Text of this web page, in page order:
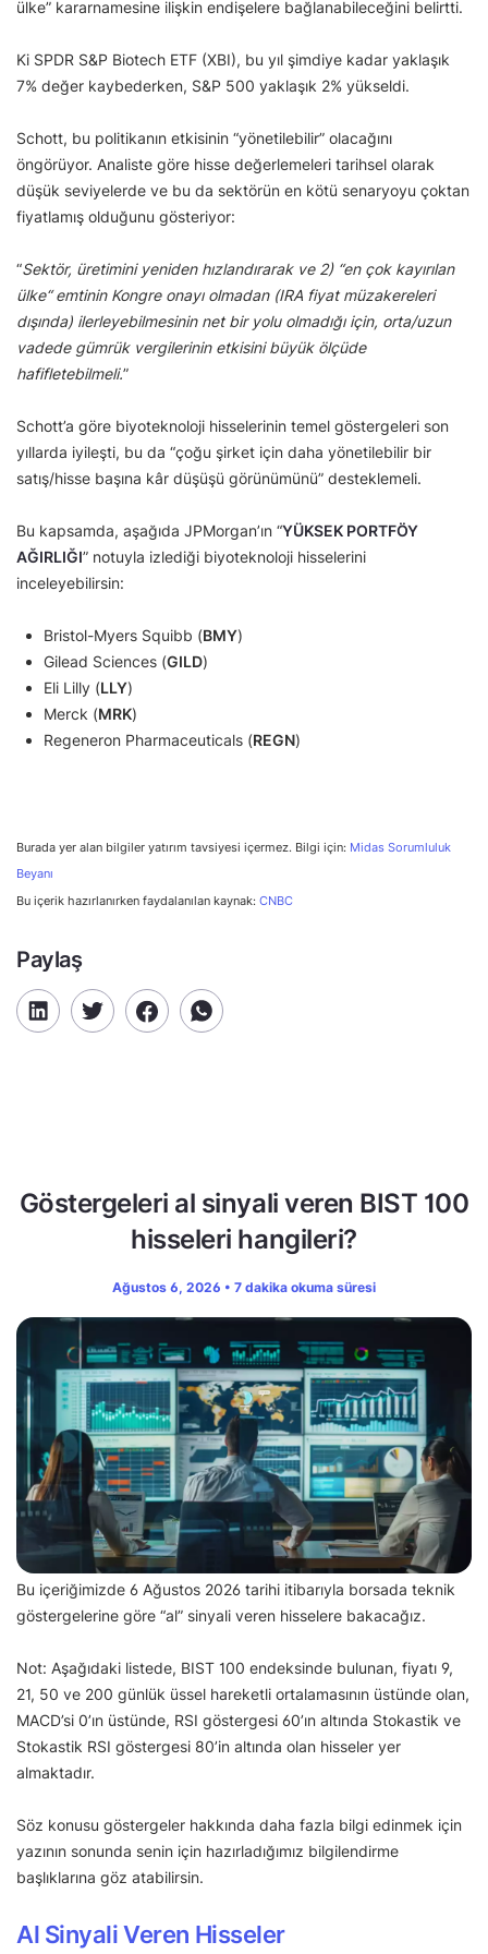
ülke” kararnamesine ilişkin endişelere bağlanabileceğini belirtti.
Ki SPDR S&P Biotech ETF (XBI), bu yıl şimdiye kadar yaklaşık
7% değer kaybederken, S&P 500 yaklaşık 2% yükseldi.
Schott, bu politikanın etkisinin “yönetilebilir” olacağını
öngörüyor. Analiste göre hisse değerlemeleri tarihsel olarak
düşük seviyelerde ve bu da sektörün en kötü senaryoyu çoktan
fiyatlamış olduğunu gösteriyor:
“Sektör, üretimini yeniden hızlandırarak ve 2) “en çok kayırılan
ülke“ emtinin Kongre onayı olmadan (IRA fiyat müzakereleri
dışında) ilerleyebilmesinin net bir yolu olmadığı için, orta/uzun
vadede gümrük vergilerinin etkisini büyük ölçüde
hafifletebilmeli.”
Schott’a göre biyoteknoloji hisselerinin temel göstergeleri son
yıllarda iyileşti, bu da “çoğu şirket için daha yönetilebilir bir
satış/hisse başına kâr düşüşü görünümünü” desteklemeli.
Bu kapsamda, aşağıda JPMorgan’ın “YÜKSEK PORTFÖY
AĞIRLIĞI” notuyla izlediği biyoteknoloji hisselerini
inceleyebilirsin:
Bristol-Myers Squibb (BMY)
Gilead Sciences (GILD)
Eli Lilly (LLY)
Merck (MRK)
Regeneron Pharmaceuticals (REGN)
Burada yer alan bilgiler yatırım tavsiyesi içermez. Bilgi için: Midas Sorumluluk
Beyanı
Bu içerik hazırlanırken faydalanılan kaynak: CNBC
Paylaş
Göstergeleri al sinyali veren BIST 100
hisseleri hangileri?
Ağustos 6, 2026 • 7 dakika okuma süresi
Bu içeriğimizde 6 Ağustos 2026 tarihi itibarıyla borsada teknik
göstergelerine göre “al” sinyali veren hisselere bakacağız.
Not: Aşağıdaki listede, BIST 100 endeksinde bulunan, fiyatı 9,
21, 50 ve 200 günlük üssel hareketli ortalamasının üstünde olan,
MACD’si 0’ın üstünde, RSI göstergesi 60’ın altında Stokastik ve
Stokastik RSI göstergesi 80’in altında olan hisseler yer
almaktadır.
Söz konusu göstergeler hakkında daha fazla bilgi edinmek için
yazının sonunda senin için hazırladığımız bilgilendirme
başlıklarına göz atabilirsin.
Al Sinyali Veren Hisseler